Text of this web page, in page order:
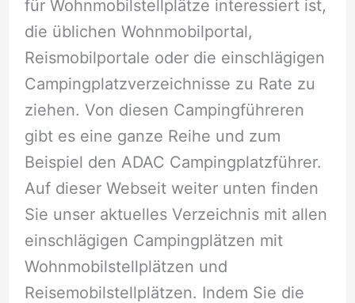
für Wohnmobilstellplätze interessiert ist,
die üblichen Wohnmobilportal,
Reismobilportale oder die einschlägigen
Campingplatzverzeichnisse zu Rate zu
ziehen. Von diesen Campingführeren
gibt es eine ganze Reihe und zum
Beispiel den ADAC Campingplatzführer.
Auf dieser Webseit weiter unten finden
Sie unser aktuelles Verzeichnis mit allen
einschlägigen Campingplätzen mit
Wohnmobilstellplätzen und
Reisemobilstellplätzen. Indem Sie die